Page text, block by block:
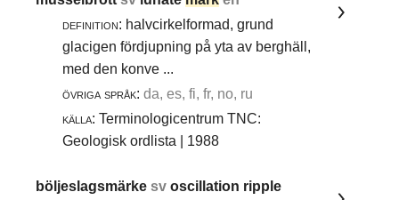
definition: halvcirkelformad, grund
glacigen fördjupning på yta av berghäll,
med den konve ...
övriga språk: da, es, fi, fr, no, ru
källa: Terminologicentrum TNC:
Geologisk ordlista | 1988
böljeslagsmärkesvoscillation ripple